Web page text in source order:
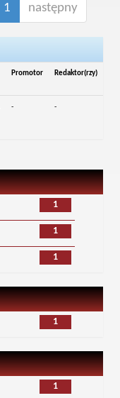
1 następny
Promotor Redaktor(rzy)
- -
1
1
1
1
1